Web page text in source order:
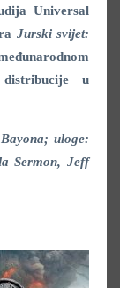
Universal
Jurski svijet:
u
uloge:
Sermon, Jeff